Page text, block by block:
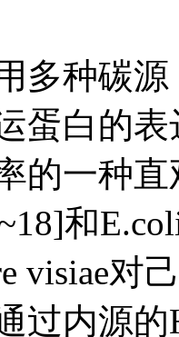
多种碳
蛋白的
的一种
和
visiae对
过内源